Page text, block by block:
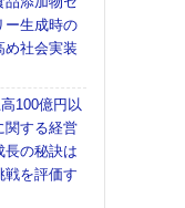
ー生成時の
社会実装
100億円以
関する経営
の秘訣は
戦を評価す